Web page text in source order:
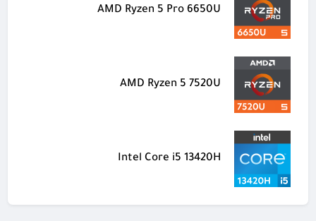
AMD Ryzen 5 Pro 6650U
AMD Ryzen 5 7520U
Intel Core i5 13420H